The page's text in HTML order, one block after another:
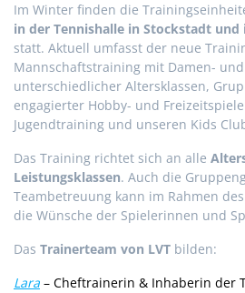
Im Winter finden die
in der Tennishalle in Stockstadt und
statt. Aktuell umfasst der neue
Mannschaftstraining mit Damen-
unterschiedlicher Altersklassen,
engagierter Hobby- und
Jugendtraining und unseren Kids
Das Training richtet sich an alle
Leistungsklassen. Auch die
Teambetreuung kann im Rahmen
die Wünsche der Spielerinnen und
Das Trainerteam von LVT bilden:
Lara – Cheftrainerin & Inhaberin der